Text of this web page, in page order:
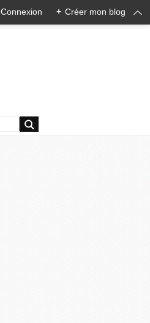
Connexion + Créer mon blog